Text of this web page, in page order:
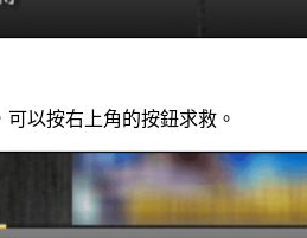
以按右上角的按鈕求救。